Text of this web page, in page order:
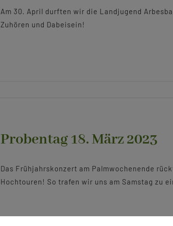
Am 30. April durften wir die Landjugend
Zuhören und Dabeisein!
Probentag 18. März 2023
Das Frühjahrskonzert am Palmwochenende
Hochtouren! So trafen wir uns am Samstag zu